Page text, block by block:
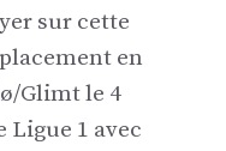
sur cette
en
Glimt le 4
Ligue 1 avec